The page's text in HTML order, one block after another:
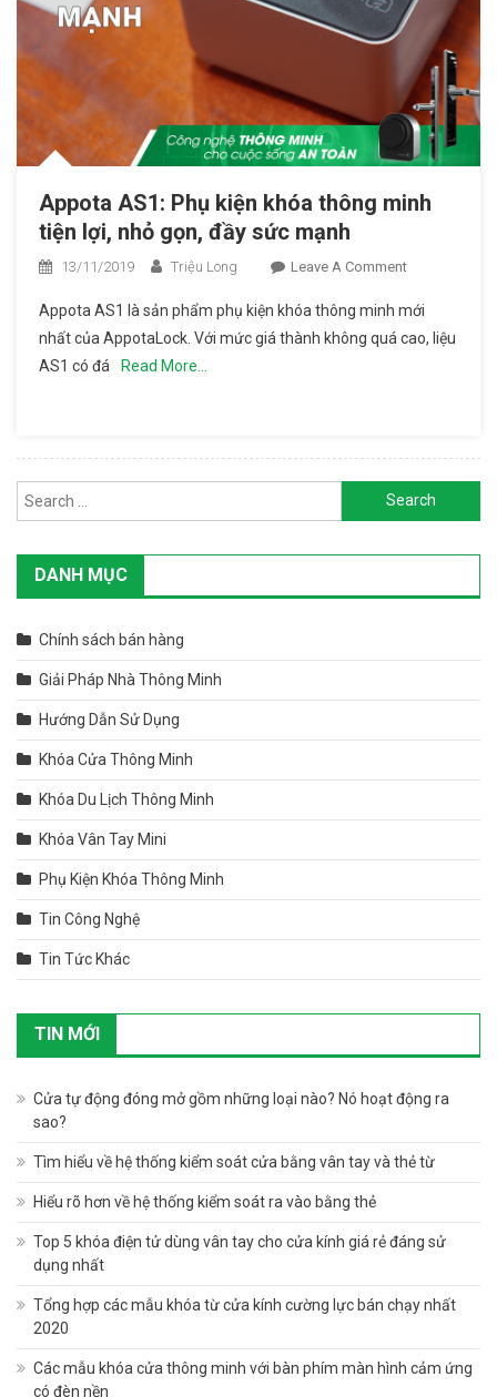
Appota AS1: Phụ kiện khóa thông minh
tiện lợi, nhỏ gọn, đầy sức mạnh
13/11/2019 Triệu Long Leave A Comment
AS1: Phụ
Kiện
Gọn, Đầy
Sức
Appota AS1 là sản phẩm phụ kiện khóa thông minh mới
nhất của AppotaLock. Với mức giá thành không quá cao, liệu
AS1 có đá
Read More…
Search for:
DANH MỤC
Chính sách bán hàng
Giải Pháp Nhà Thông Minh
Hướng Dẫn Sử Dụng
Khóa Cửa Thông Minh
Khóa Du Lịch Thông Minh
Khóa Vân Tay Mini
Phụ Kiện Khóa Thông Minh
Tin Công Nghệ
Tin Tức Khác
TIN MỚI
Cửa tự động đóng mở gồm những loại nào? Nó hoạt động ra
sao?
Tìm hiểu về hệ thống kiểm soát cửa bằng vân tay và thẻ từ
Hiểu rõ hơn về hệ thống kiểm soát ra vào bằng thẻ
Top 5 khóa điện tử dùng vân tay cho cửa kính giá rẻ đáng sử
dụng nhất
Tổng hợp các mẫu khóa từ cửa kính cường lực bán chạy nhất
2020
Các mẫu khóa cửa thông minh với bàn phím màn hình cảm ứng
có đèn nền